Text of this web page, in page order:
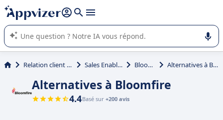
répondre (plusieurs lignes avec
L'IA de Appvizer vous guide dans l'utilisation ou la sélection de
logiciel SaaS en entreprise.
Relation client et vente Sales Enablement Bloomfire Alternatives à Bloomfire
Alternatives à Bloomfire
4.4Basé sur +200 avis